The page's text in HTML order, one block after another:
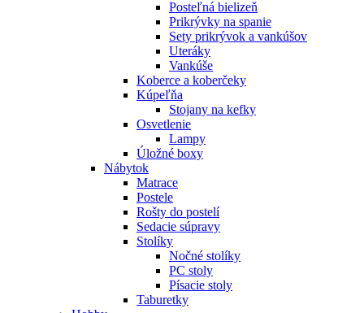
Posteľná bielizeň
Prikrývky na spanie
Sety prikrývok a vankúšov
Uteráky
Vankúše
Koberce a koberčeky
Kúpeľňa
Stojany na kefky
Osvetlenie
Lampy
Úložné boxy
Nábytok
Matrace
Postele
Rošty do postelí
Sedacie súpravy
Stolíky
Nočné stolíky
PC stoly
Písacie stoly
Taburetky